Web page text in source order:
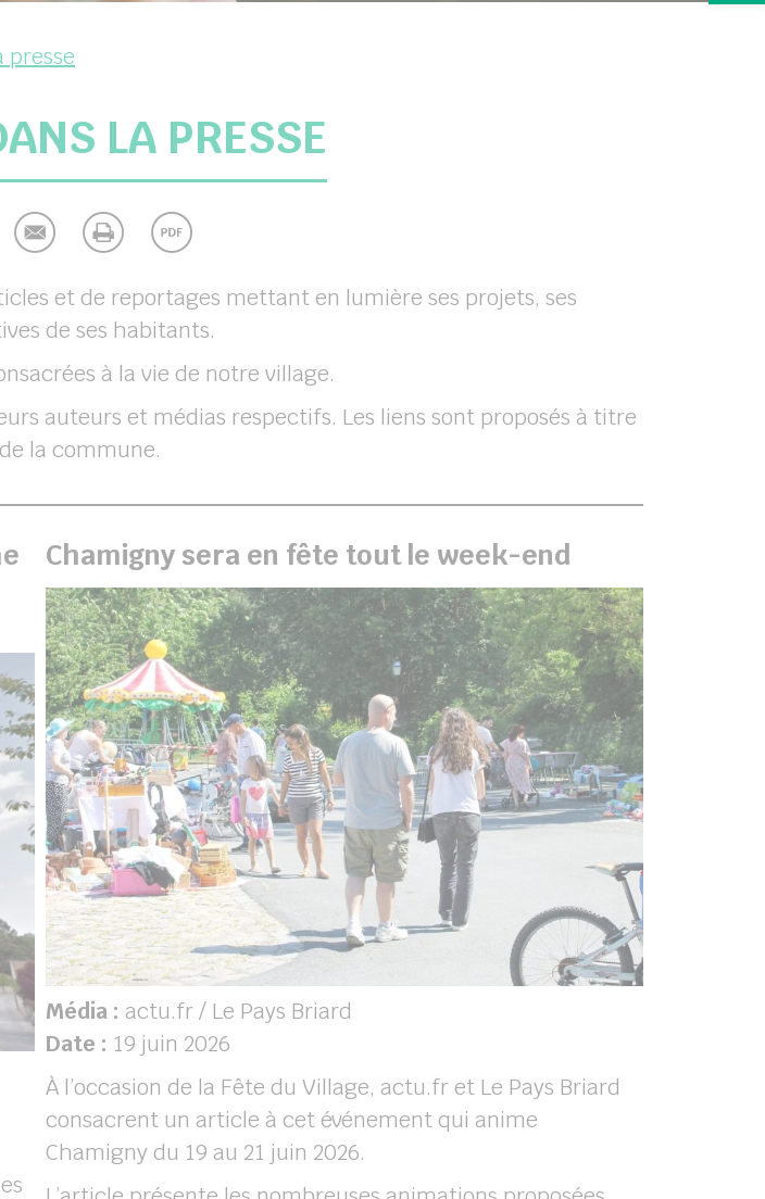
presse
LA PRESSE
et de reportages mettant en lumière ses projets, ses
de ses habitants.
à la vie de notre village.
auteurs et médias respectifs. Les liens sont proposés à titre
la commune.
Chamigny sera en fête tout le week-end
Média : actu.fr / Le Pays Briard
Date : 19 juin 2026
À l’occasion de la Fête du Village, actu.fr et Le Pays Briard
consacrent un article à cet événement qui anime
Chamigny du 19 au 21 juin 2026.